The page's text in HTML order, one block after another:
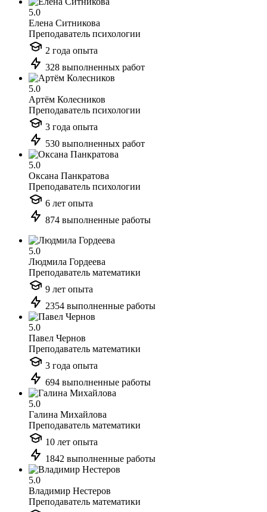
5.0
Елена Ситникова
Преподаватель психологии
2 года опыта
328 выполненных работ
5.0
Артём Колесников
Преподаватель психологии
3 года опыта
530 выполненных работ
5.0
Оксана Панкратова
Преподаватель психологии
6 лет опыта
874 выполненные работы
5.0
Людмила Гордеева
Преподаватель математики
9 лет опыта
2354 выполненные работы
5.0
Павел Чернов
Преподаватель математики
3 года опыта
694 выполненные работы
5.0
Галина Михайлова
Преподаватель математики
10 лет опыта
1842 выполненные работы
5.0
Владимир Нестеров
Преподаватель математики